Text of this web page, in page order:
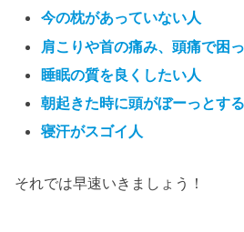
今の枕があっていない人
肩こりや首の痛み、頭痛で困
睡眠の質を良くしたい人
朝起きた時に頭がぼーっとす
寝汗がスゴイ人
それでは早速いきましょう！